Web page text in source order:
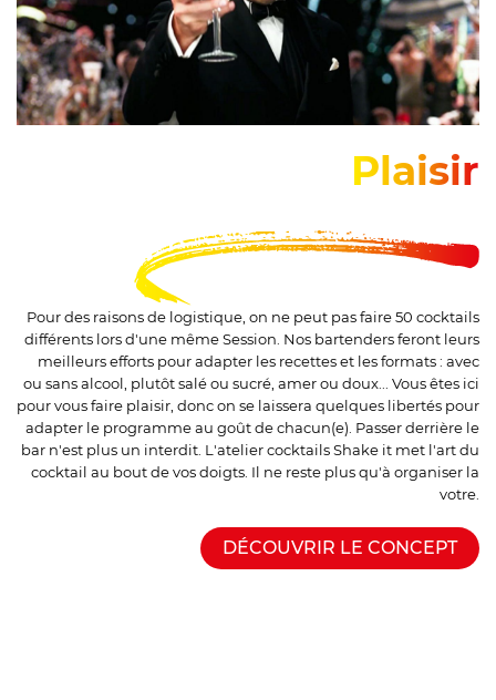
Plaisir
Pour des raisons de logistique, on ne peut pas faire 50 cocktails
différents lors d'une même Session. Nos bartenders feront leurs
meilleurs efforts pour adapter les recettes et les formats : avec
ou sans alcool, plutôt salé ou sucré, amer ou doux... Vous êtes ici
pour vous faire plaisir, donc on se laissera quelques libertés pour
adapter le programme au goût de chacun(e). Passer derrière le
bar n'est plus un interdit. L'atelier cocktails Shake it met l'art du
cocktail au bout de vos doigts. Il ne reste plus qu'à organiser la
votre.
DÉCOUVRIR LE CONCEPT